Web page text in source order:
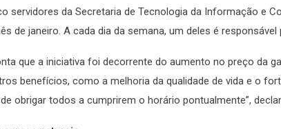
servidores da Secretaria de Tecnologia da Informação e
de janeiro. A cada dia da semana, um deles é responsável
que a iniciativa foi decorrente do aumento no preço da
benefícios, como a melhoria da qualidade de vida e o
obrigar todos a cumprirem o horário pontualmente”,